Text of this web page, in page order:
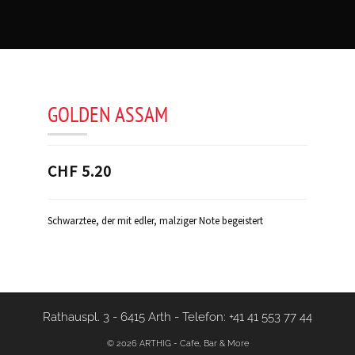
GOLDEN ASSAM
CHF 5.20
Schwarztee, der mit edler, malziger Note begeistert
Rathauspl. 3 - 6415 Arth - Telefon: +41 41 553 77 44
© 2026 ARTHIG - Cafe, Bar & More